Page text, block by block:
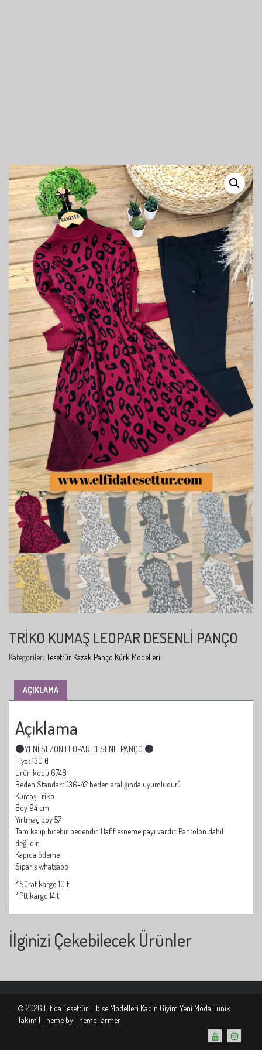
TRIKO KUMAŞ LEOPAR DESENLI PANÇO
Kategoriler: Tesettür Kazak Panço Kürk Modelleri
AÇIKLAMA
Açıklama
YENİ SEZON LEOPAR DESENLİ PANÇO
Fiyat 130 tl
Ürün kodu 6748
Beden Standart (36-42 beden aralığında uyumludur.)
Kumaş Triko
Boy 94 cm
Yırtmaç boy 57
Tam kalıp birebir bedendir. Hafif esneme payı vardır. Pantolon dahil
değildir.
Kapıda ödeme
Sipariş whatsapp
*Sürat kargo 10 tl
*Ptt kargo 14 tl
İlginizi Çekebilecek Ürünler
© 2026 Elfida Tesettür Elbise Modelleri Kadın Giyim Yeni Moda Tunik
Takım | Theme byTheme Farmer